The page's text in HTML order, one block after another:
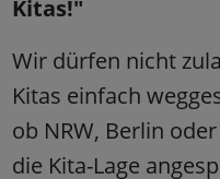
Kitas!"
Wir dürfen nicht
Kitas einfach
ob NRW, Berlin
die Kita-Lage